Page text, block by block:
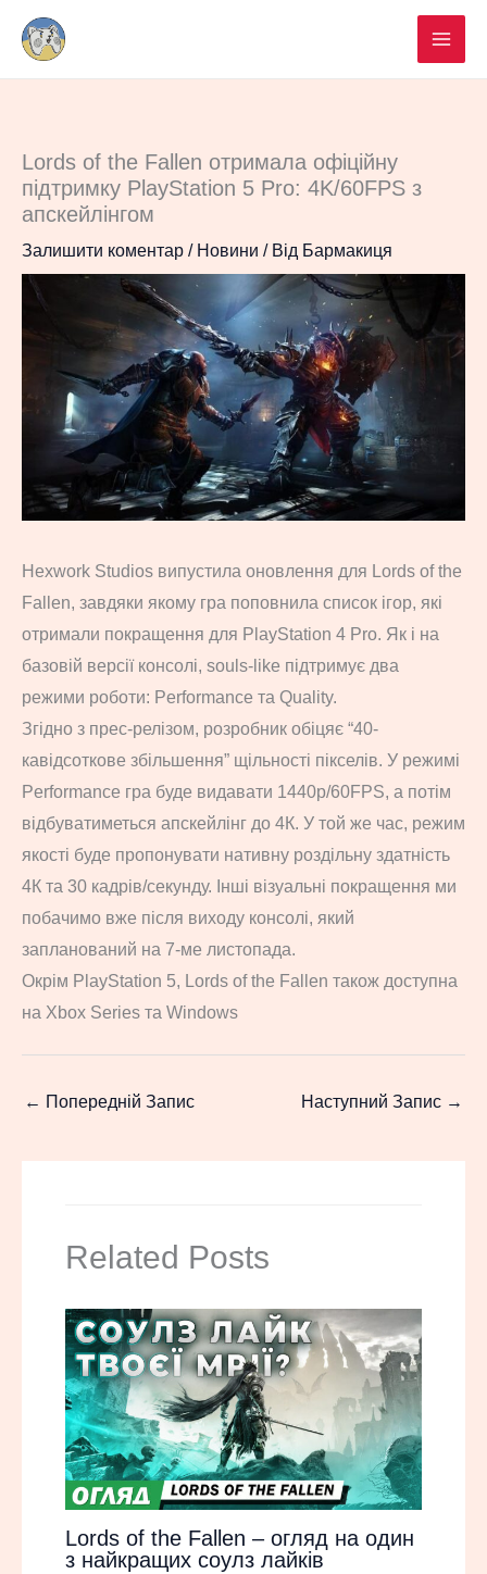
Перейти
вмісту
Lords of the Fallen отримала офіційну
підтримку PlayStation 5 Pro: 4K/60FPS з
апскейлінгом
Залишити коментар / Новини / Від Бармакиця
Hexwork Studios випустила оновлення для Lords of the
Fallen, завдяки якому гра поповнила список ігор, які
отримали покращення для PlayStation 4 Pro. Як і на
базовій версії консолі, souls-like підтримує два
режими роботи: Performance та Quality.
Згідно з прес-релізом, розробник обіцяє “40-
кавідсоткове збільшення” щільності пікселів. У режимі
Performance гра буде видавати 1440p/60FPS, а потім
відбуватиметься апскейлінг до 4К. У той же час, режим
якості буде пропонувати нативну роздільну здатність
4К та 30 кадрів/секунду. Інші візуальні покращення ми
побачимо вже після виходу консолі, який
запланований на 7-ме листопада.
Окрім PlayStation 5, Lords of the Fallen також доступна
на Xbox Series та Windows
← Попередній Запис Наступний Запис →
Related Posts
Lords of the Fallen – огляд на один
з найкращих соулз лайків